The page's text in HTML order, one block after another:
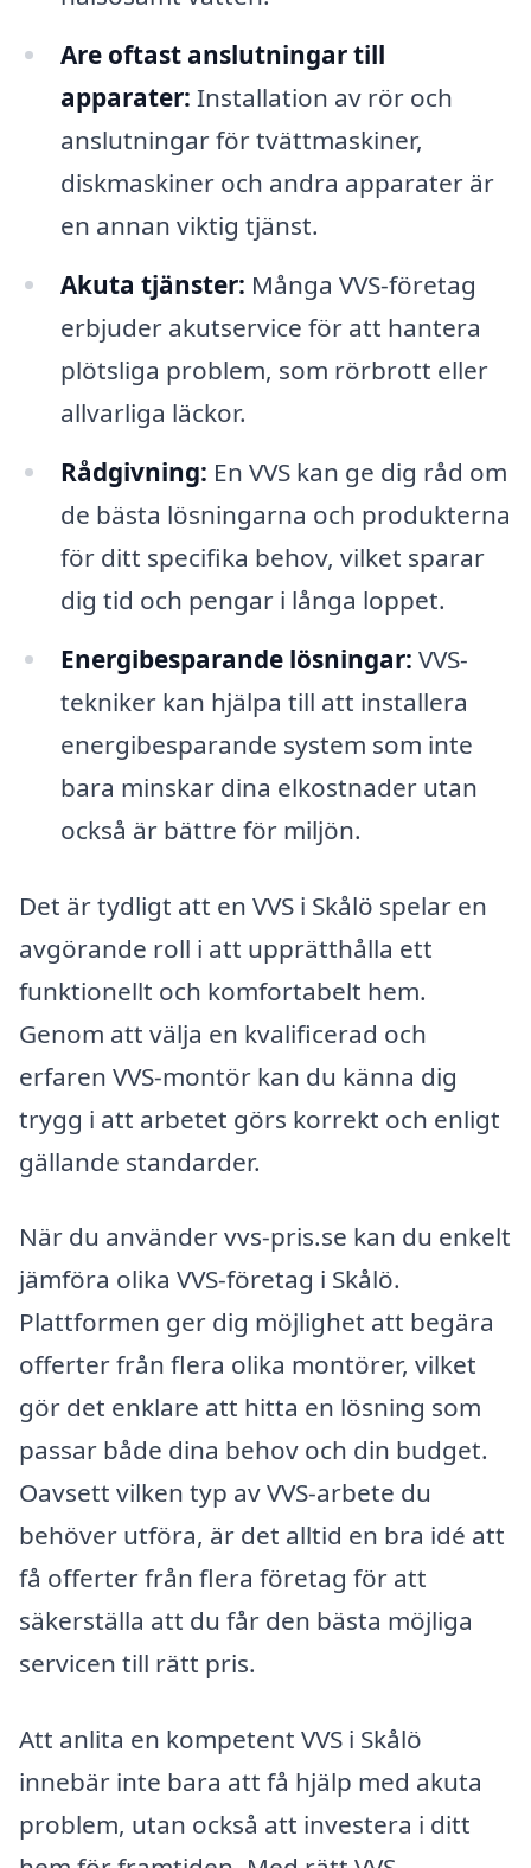
Are oftast anslutningar till
apparater: Installation av rör och
anslutningar för tvättmaskiner,
diskmaskiner och andra apparater är
en annan viktig tjänst.
Akuta tjänster: Många VVS-företag
erbjuder akutservice för att hantera
plötsliga problem, som rörbrott eller
allvarliga läckor.
Rådgivning: En VVS kan ge dig råd om
de bästa lösningarna och produkterna
för ditt specifika behov, vilket sparar
dig tid och pengar i långa loppet.
Energibesparande lösningar: VVS-
tekniker kan hjälpa till att installera
energibesparande system som inte
bara minskar dina elkostnader utan
också är bättre för miljön.
Det är tydligt att en VVS i Skålö spelar en
avgörande roll i att upprätthålla ett
funktionellt och komfortabelt hem.
Genom att välja en kvalificerad och
erfaren VVS-montör kan du känna dig
trygg i att arbetet görs korrekt och enligt
gällande standarder.
När du använder vvs-pris.se kan du enkelt
jämföra olika VVS-företag i Skålö.
Plattformen ger dig möjlighet att begära
offerter från flera olika montörer, vilket
gör det enklare att hitta en lösning som
passar både dina behov och din budget.
Oavsett vilken typ av VVS-arbete du
behöver utföra, är det alltid en bra idé att
få offerter från flera företag för att
säkerställa att du får den bästa möjliga
servicen till rätt pris.
Att anlita en kompetent VVS i Skålö
innebär inte bara att få hjälp med akuta
problem, utan också att investera i ditt